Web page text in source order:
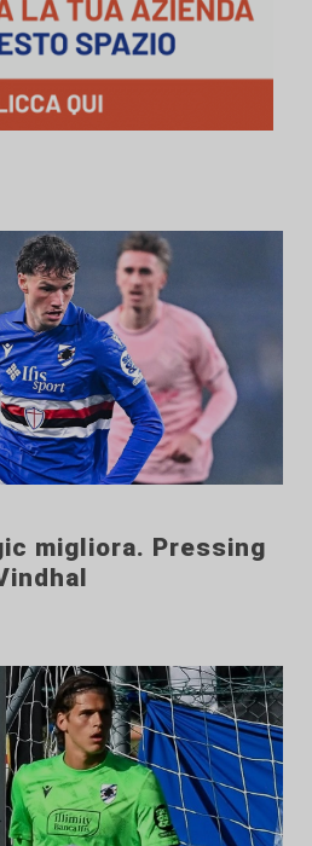
migliora. Pressing